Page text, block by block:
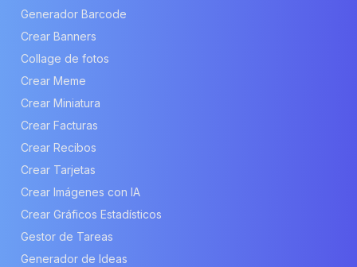
Generador Barcode
Crear Banners
Collage de fotos
Crear Meme
Crear Miniatura
Crear Facturas
Crear Recibos
Crear Tarjetas
Crear Imágenes con IA
Crear Gráficos Estadísticos
Gestor de Tareas
Generador de Ideas